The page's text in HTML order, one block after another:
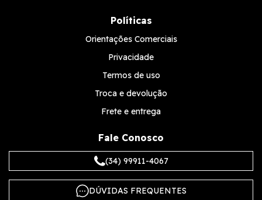
Políticas
Orientações Comerciais
Privacidade
Termos de uso
Troca e devolução
Frete e entrega
Fale Conosco
(34) 99911-4067
DÚVIDAS FREQUENTES